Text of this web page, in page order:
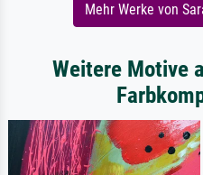
Mehr Werke von
Weitere Motive